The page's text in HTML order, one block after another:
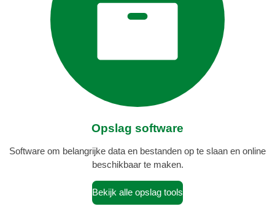
Opslag software
Software om belangrijke data en bestanden op te slaan en online
beschikbaar te maken.
Bekijk alle opslag tools